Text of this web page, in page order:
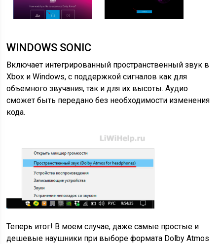
WINDOWS SONIC
Включает интегрированный пространственный звук в
Xbox и Windows, с поддержкой сигналов как для
объемного звучания, так и для их высоты. Аудио
сможет быть передано без необходимости изменения
кода.
Теперь итог! В моем случае, даже самые простые и
дешевые наушники при выборе формата Dolby Atmos